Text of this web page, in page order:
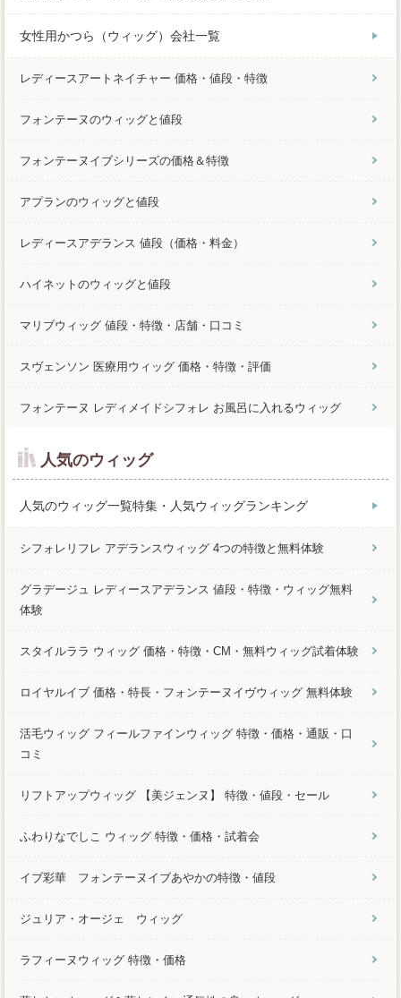
女性用かつら（ウィッグ）会社一覧
レディースアートネイチャー 価格・値段・特徴
フォンテーヌのウィッグと値段
フォンテーヌイブシリーズの価格＆特徴
アプランのウィッグと値段
レディースアデランス 値段（価格・料金）
ハイネットのウィッグと値段
マリブウィッグ 値段・特徴・店舗・口コミ
スヴェンソン 医療用ウィッグ 価格・特徴・評価
フォンテーヌ レディメイドシフォレ お風呂に入れるウィッグ
人気のウィッグ
人気のウィッグ一覧特集・人気ウィッグランキング
シフォレリフレ アデランスウィッグ 4つの特徴と無料体験
グラデージュ レディースアデランス 値段・特徴・ウィッグ無料
体験
スタイルララ ウィッグ 価格・特徴・CM・無料ウィッグ試着体験
ロイヤルイブ 価格・特長・フォンテーヌイヴウィッグ 無料体験
活毛ウィッグ フィールファインウィッグ 特徴・価格・通販・口
コミ
リフトアップウィッグ 【美ジェンヌ】 特徴・値段・セール
ふわりなでしこ ウィッグ 特徴・価格・試着会
イブ彩華 フォンテーヌイブあやかの特徴・値段
ジュリア・オージェ ウィッグ
ラフィーヌウィッグ 特徴・価格